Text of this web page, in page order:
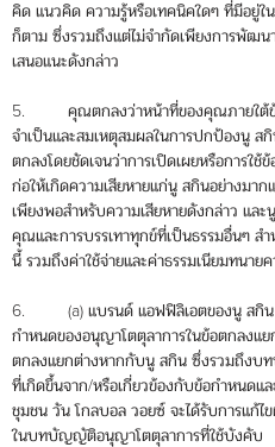
คิด แนวคิด ความรู้หรือเทคนิคใดๆ ที่มีอยู่ใ
ก็ตาม ซึ่งรวมถึงแต่ไม่จำกัดเพียงการพัฒ
เสนอแนะดังกล่าว
5. คุณตกลงว่าหน้าที่ของคุณภายใต้ข้อก
จำเป็นและสมเหตุสมผลในการปกป้องนู ส
ตกลงโดยชัดเจนว่าการเปิดเผยหรือการใ
ก่อให้เกิดความเสียหายแก่นู สกินอย่างมาก
เพียงพอสำหรับความเสียหายดังกล่าว แล
คุณและการบรรเทาทุกข์ที่เป็นธรรมอื่นๆ สำ
นี้ รวมถึงค่าใช้จ่ายและค่าธรรมเนียมทนาย
6. (a) แบรนด์ แอฟฟิลิเอตของนู สกิน แ
กำหนดของอนุญาโตตุลาการในข้อตกลง
ตกลงแยกต่างหากกับนู สกิน ซึ่งรวมถึง
ที่เกิดขึ้นจาก/หรือเกี่ยวข้องกับข้อกำหนดแล
ชุมชน วัน โกลบอล วอยซ์ จะได้รับการแก้
ในบทบัญญัติอนุญาโตตุลาการที่ใช้บังคับ